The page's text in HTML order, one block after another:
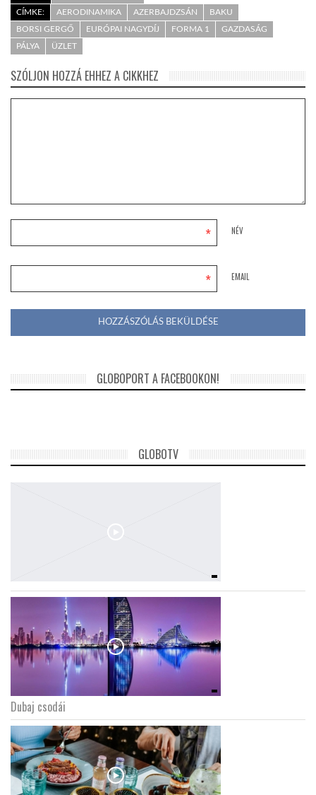
CÍMKE:
AERODINAMIKA AZERBAJDZSÁN
BAKU
BORSI GERGŐ
EURÓPAI NAGYDÍJ FORMA 1
GAZDASÁG
PÁLYA
ÜZLET
SZÓLJON HOZZÁ EHHEZ A CIKKHEZ
NÉV
*
EMAIL
*
GLOBOPORT A FACEBOOKON!
GLOBOTV
Dubaj csodái